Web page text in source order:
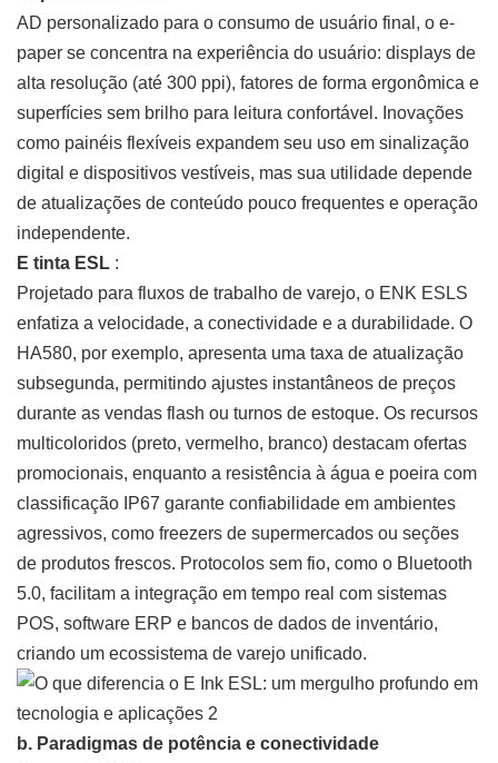
AD personalizado para o consumo de usuário final, o e-
paper se concentra na experiência do usuário: displays de
alta resolução (até 300 ppi), fatores de forma ergonômica e
superfícies sem brilho para leitura confortável. Inovações
como painéis flexíveis expandem seu uso em sinalização
digital e dispositivos vestíveis, mas sua utilidade depende
de atualizações de conteúdo pouco frequentes e operação
independente.
E tinta ESL :
Projetado para fluxos de trabalho de varejo, o ENK ESLS
enfatiza a velocidade, a conectividade e a durabilidade. O
HA580, por exemplo, apresenta uma taxa de atualização
subsegunda, permitindo ajustes instantâneos de preços
durante as vendas flash ou turnos de estoque. Os recursos
multicoloridos (preto, vermelho, branco) destacam ofertas
promocionais, enquanto a resistência à água e poeira com
classificação IP67 garante confiabilidade em ambientes
agressivos, como freezers de supermercados ou seções
de produtos frescos. Protocolos sem fio, como o Bluetooth
5.0, facilitam a integração em tempo real com sistemas
POS, software ERP e bancos de dados de inventário,
criando um ecossistema de varejo unificado.
b. Paradigmas de potência e conectividade